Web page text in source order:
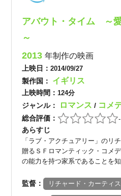
アバウト・タイム ～
～
2013年制作の映画
上映日：2014/09/27
製作国： イギリス
上映時間： 124分
ジャンル： ロマンス/ コメ
総合評価： -
あらすじ
「ラブ・アクチュアリー」のリ
贈るＳＦロマンティック・コメ
の能力を持つ家系であることを
監督： リチャード・カーティス